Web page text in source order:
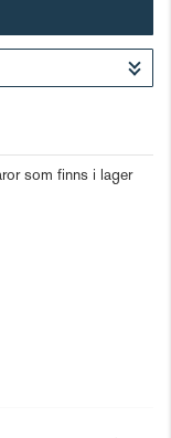
som finns i lager